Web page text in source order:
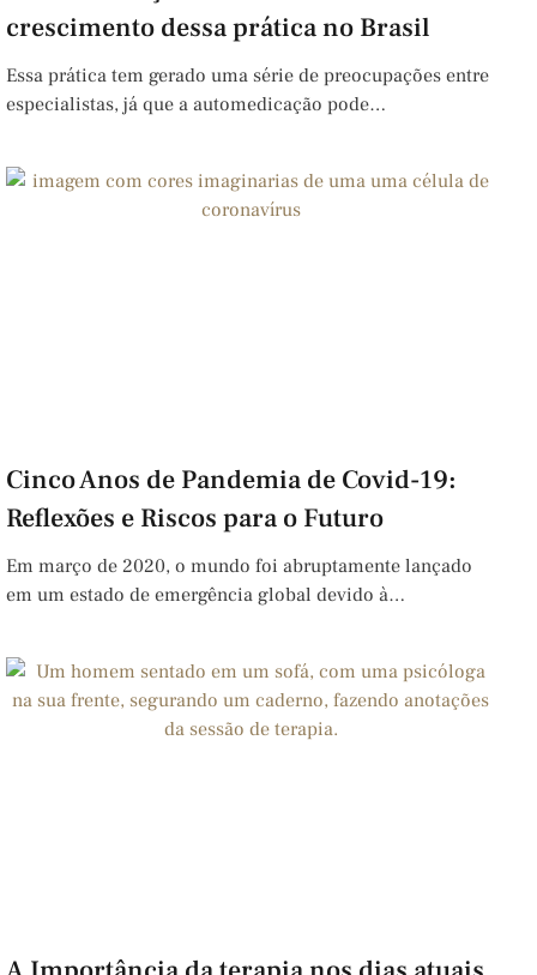
crescimento dessa prática no Brasil
Essa prática tem gerado uma série de preocupações entre
especialistas, já que a automedicação pode…
Cinco Anos de Pandemia de Covid-19:
Reflexões e Riscos para o Futuro
Em março de 2020, o mundo foi abruptamente lançado
em um estado de emergência global devido à…